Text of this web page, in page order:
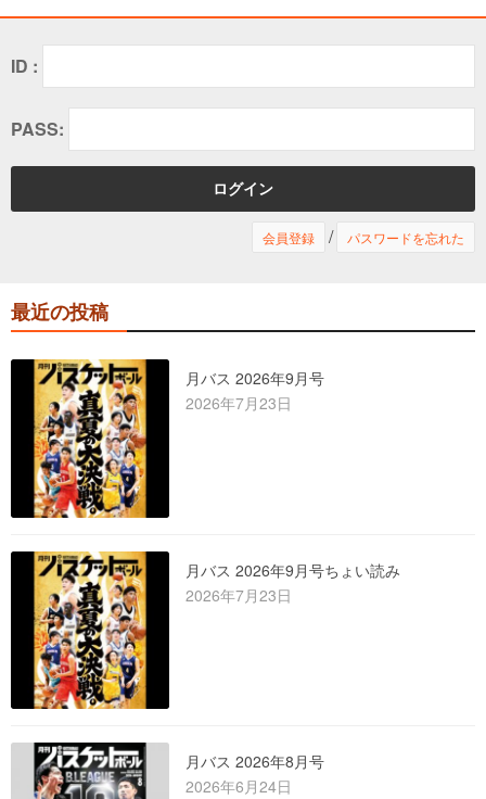
ID :
PASS:
会員登録 / パスワードを忘れた
最近の投稿
月バス 2026年9月号
2026年7月23日
月バス 2026年9月号ちょい読み
2026年7月23日
月バス 2026年8月号
2026年6月24日